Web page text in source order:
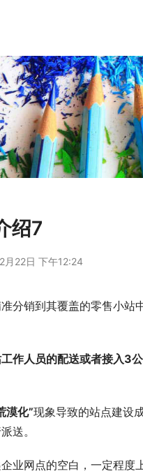
绍7
月22日 下午12:24
分销到其覆盖的零售小站
作人员的配送或者接入3
漠化”现象导致的站点建设
送。
业网点的空白，一定程度